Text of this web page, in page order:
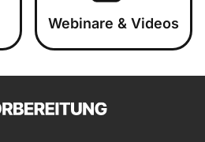
Webinare & Videos